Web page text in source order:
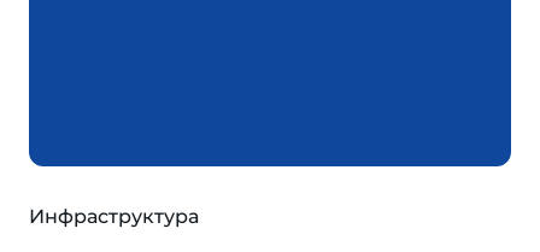
Инфраструктура